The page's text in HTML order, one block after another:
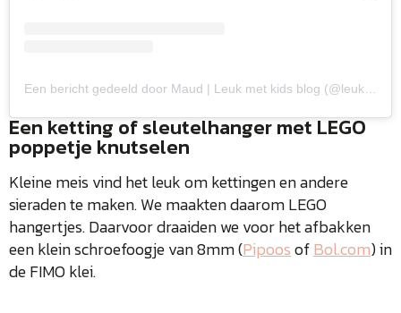
Een ketting of sleutelhanger met LEGO
poppetje knutselen
Kleine meis vind het leuk om kettingen en andere
sieraden te maken. We maakten daarom LEGO
hangertjes. Daarvoor draaiden we voor het afbakken
een klein schroefoogje van 8mm (PipoosofBol.com) in
de FIMO klei.